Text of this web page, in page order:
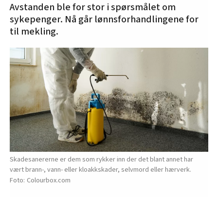
Avstanden ble for stor i spørsmålet om
sykepenger. Nå går lønnsforhandlingene for
til mekling.
Skadesanererne er dem som rykker inn der det blant annet har
vært brann-, vann- eller kloakkskader, selvmord eller hærverk.
Colourbox.com